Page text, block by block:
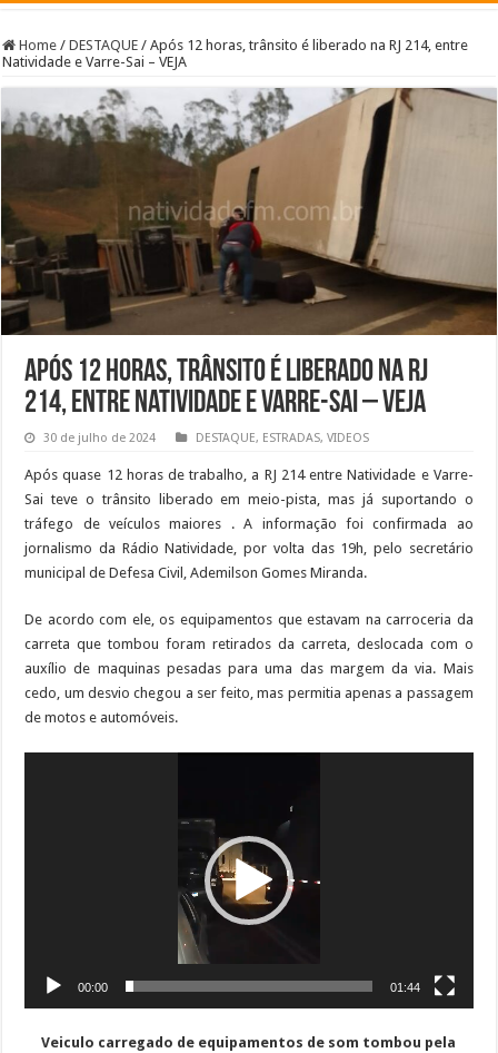
Home / DESTAQUE / Após 12 horas, trânsito é liberado na RJ 214, entre
Natividade e Varre-Sai – VEJA
Após 12 horas, trânsito é liberado na RJ
214, entre Natividade e Varre-Sai – VEJA
30 de julho de 2024 DESTAQUE, ESTRADAS,VIDEOS
Após quase 12 horas de trabalho, a RJ 214 entre Natividade e Varre-
Sai teve o trânsito liberado em meio-pista, mas já suportando o
tráfego de veículos maiores . A informação foi confirmada ao
jornalismo da Rádio Natividade, por volta das 19h, pelo secretário
municipal de Defesa Civil, Ademilson Gomes Miranda.
De acordo com ele, os equipamentos que estavam na carroceria da
carreta que tombou foram retirados da carreta, deslocada com o
auxílio de maquinas pesadas para uma das margem da via. Mais
cedo, um desvio chegou a ser feito, mas permitia apenas a passagem
de motos e automóveis.
00:00 01:44
Veiculo carregado de equipamentos de som tombou pela